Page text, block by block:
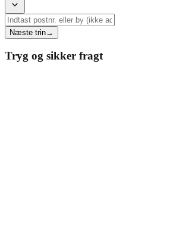
Næste trin→
Tryg og sikker fragt